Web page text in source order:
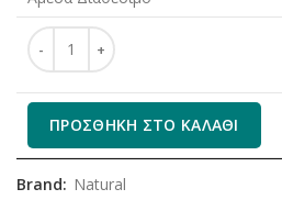
Natural Φίμωτρο πλαστικό ποσότητα
ΠΡΟΣΘΉΚΗ ΣΤΟ ΚΑΛΆΘΙ
Brand: Natural